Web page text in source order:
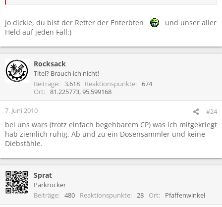
jo dickie, du bist der Retter der Enterbten
und unser aller
Held auf jeden Fall:)
Rocksack
Titel? Brauch ich nicht!
Beiträge
3.618 Reaktionspunkte
674
Ort
81.225773, 95.599168
7. Juni 2010 #24
bei uns wars (trotz einfach begehbarem CP) was ich mitgekriegt
hab ziemlich ruhig. Ab und zu ein Dosensammler und keine
Diebstähle.
Sprat
Parkrocker
Beiträge
480 Reaktionspunkte 28 Ort Pfaffenwinkel